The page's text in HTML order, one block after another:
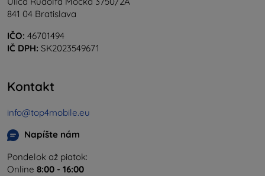
841 04 Bratislava
IČO: 46701494
IČ DPH: SK2023549671
Kontakt
info@top4mobile.eu
Napíšte nám
Pondelok až piatok:
Online 8:00 - 16:00